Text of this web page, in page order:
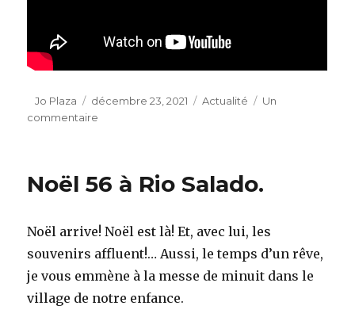
Auteur
Jo Plaza
Publié
le
décembre 23, 2021 Catégories
Actualité
Un
commentaire
Noël
Noël 56 à Rio Salado.
Noël arrive! Noël est là! Et, avec lui, les
souvenirs affluent!… Aussi, le temps d’un rêve,
je vous emmène à la messe de minuit dans le
village de notre enfance.